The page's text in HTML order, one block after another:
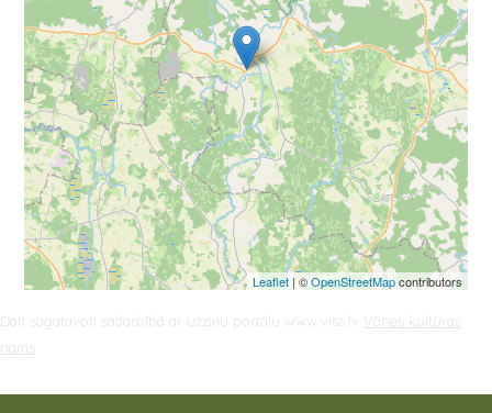
Leaflet | ©OpenStreetMapcontributors
Dati sagatavoti sadarbībā ar uzziņu portālu www.viss.lv
Vānes kultūras
nams